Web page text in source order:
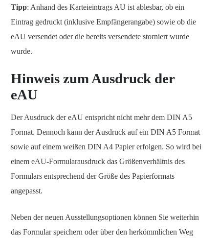
Tipp: Anhand des Karteieintrags AU ist ablesbar, ob ein
Eintrag gedruckt (inklusive Empfängerangabe) sowie ob die
eAU versendet oder die bereits versendete storniert wurde
wurde.
Hinweis zum Ausdruck der
eAU
Der Ausdruck der eAU entspricht nicht mehr dem DIN A5
Format. Dennoch kann der Ausdruck auf ein DIN A5 Format
sowie auf einem weißen DIN A4 Papier erfolgen. So wird bei
einem eAU-Formularausdruck das Größenverhältnis des
Formulars entsprechend der Größe des Papierformats
angepasst.
Neben der neuen Ausstellungsoptionen können Sie weiterhin
das Formular speichern oder über den herkömmlichen Weg